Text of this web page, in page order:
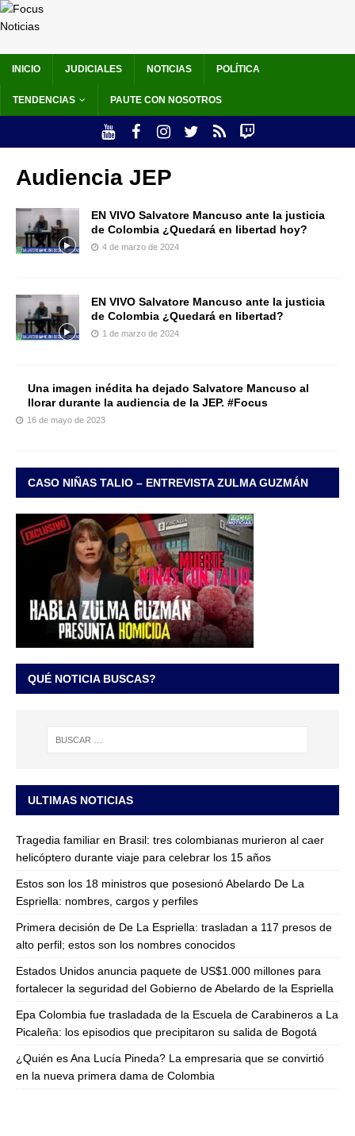
INICIO JUDICIALES NOTICIAS POLÍTICA
TENDENCIAS PAUTE CON NOSOTROS
Audiencia JEP
EN VIVO Salvatore Mancuso ante la justicia
de Colombia ¿Quedará en libertad hoy?
4 de marzo de 2024
EN VIVO Salvatore Mancuso ante la justicia
de Colombia ¿Quedará en libertad?
1 de marzo de 2024
Una imagen inédita ha dejado Salvatore Mancuso al
llorar durante la audiencia de la JEP. #Focus
16 de mayo de 2023
CASO NIÑAS TALIO – ENTREVISTA ZULMA GUZMÁN
QUÉ NOTICIA BUSCAS?
ULTIMAS NOTICIAS
Tragedia familiar en Brasil: tres colombianas murieron al caer
helicóptero durante viaje para celebrar los 15 años
Estos son los 18 ministros que posesionó Abelardo De La
Espriella: nombres, cargos y perfiles
Primera decisión de De La Espriella: trasladan a 117 presos de
alto perfil; estos son los nombres conocidos
Estados Unidos anuncia paquete de US$1.000 millones para
fortalecer la seguridad del Gobierno de Abelardo de la Espriella
Epa Colombia fue trasladada de la Escuela de Carabineros a La
Picaleña: los episodios que precipitaron su salida de Bogotá
¿Quién es Ana Lucía Pineda? La empresaria que se convirtió
en la nueva primera dama de Colombia